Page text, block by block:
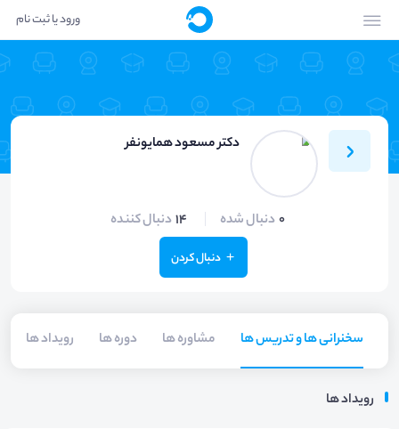
ورود یا ثبت نام
دکتر مسعود همایونفر
0 دنبال شده 14 دنبال کننده
دنبال کردن
سخنرانی ها و تدریس ها مشاوره ها دوره ها رویداد ها
رویداد ها